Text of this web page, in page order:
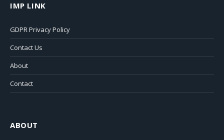
IMP LINK
GDPR Privacy Policy
Contact Us
About
Contact
ABOUT